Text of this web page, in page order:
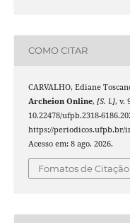
COMO CITAR
CARVALHO, Ediane
Archeion Online, [S. l.], v.
10.22478/ufpb.2318-
https://periodicos.ufpb.br/
Acesso em: 8 ago. 2026.
Fomatos de Citação